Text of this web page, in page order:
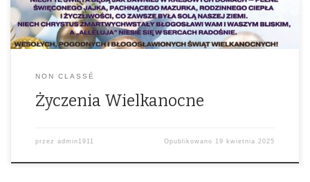
NON CLASSÉ
Życzenia Wielkanocne
przez admin1911 Opublikowano 19 kwietnia 2025